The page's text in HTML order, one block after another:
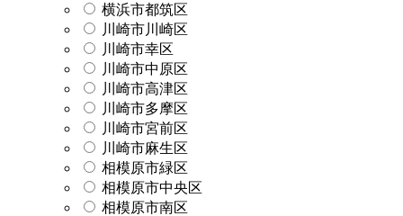
横浜市都筑区
川崎市川崎区
川崎市幸区
川崎市中原区
川崎市高津区
川崎市多摩区
川崎市宮前区
川崎市麻生区
相模原市緑区
相模原市中央区
相模原市南区